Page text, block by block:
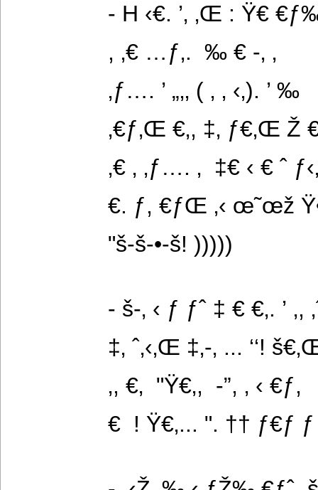
- H ‹€. ’‚ ‚Œ : Ÿ€
, ‚€ …ƒ‚.  ‰ € -‚ ‚
‚ƒ…. ’ „‚‚ ( ‚ ‚ ‹‚). ’ ‰ 
‚€ƒ‚Œ €‚, ‡‚ ƒ€‚Œ Ž
‚€ ‚ ‚ƒ…. ‚  ‡€ ‹ € ˆ
€. ƒ, €ƒŒ ‚‹ œ˜œž
"š-š-•-š! )))))
- š-‚ ‹ ƒ ƒˆ ‡ € €‚. ’ ‚,
‡‚ ˆ‚‹‚Œ ‡‚-‚ ... ‘‘! š€‚Œ
‚, €‚  "Ÿ€‚,  -”, ‚ ‹ €ƒ,
€  ! Ÿ€‚... ". †† ƒ€ƒ ƒ